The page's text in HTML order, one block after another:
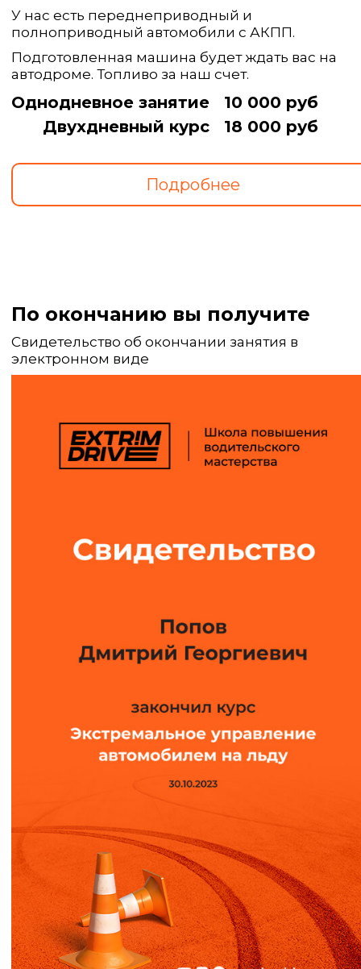
У нас есть переднеприводный и
полноприводный автомобили с АКПП.
Подготовленная машина будет ждать вас на
автодроме. Топливо за наш счет.
Однодневное занятие
10 000 руб
Двухдневный курс
18 000 руб
По окончанию вы получите
Свидетельство об окончании занятия в
электронном виде